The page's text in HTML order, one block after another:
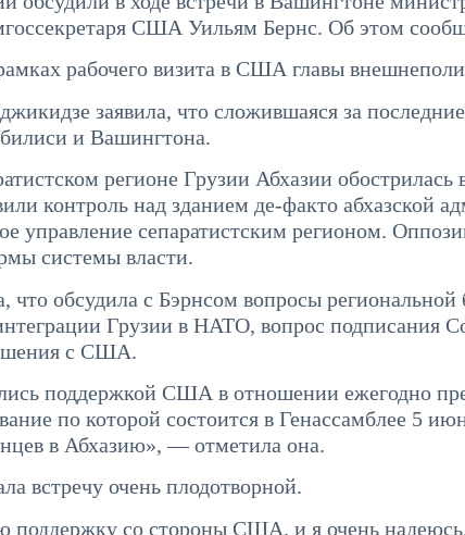
США Уильям Бернс. Об этом
рабочего визита в США главы
заявила, что сложившаяся за
и Вашингтона.
регионе Грузии Абхазии
контроль над зданием де-факто абхазской
управление сепаратистским регионом.
системы власти.
обсудила с Бэрнсом вопросы региональной
Грузии в НАТО, вопрос подписания
с США.
поддержкой США в отношении ежегодно
по которой состоится в Генассамблее 5
в Абхазию», — отметила она.
встречу очень плодотворной.
со стороны США, и я очень надеюсь,